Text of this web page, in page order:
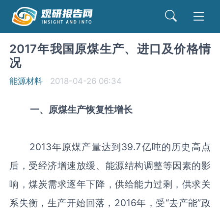
2017年我国原煤生产、进口及价格情
况
能源材料 2018-04-26 06:34
一、原煤生产恢复性增长
2013年原煤产量达到39.7亿吨的历史高点
后，受经济增速放缓、能源结构调整等因素的影
响，煤炭需求逐年下降，供给能力过剩，供求关
系失衡，生产开始回落，2016年，受“去产能”政